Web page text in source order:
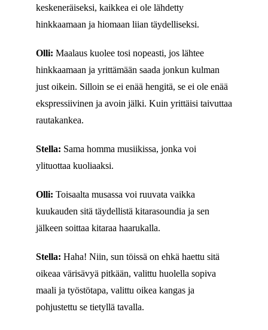
keskeneräiseksi, kaikkea ei ole lähdetty
hinkkaamaan ja hiomaan liian täydelliseksi.
Olli: Maalaus kuolee tosi nopeasti, jos lähtee
hinkkaamaan ja yrittämään saada jonkun kulman
just oikein. Silloin se ei enää hengitä, se ei ole enää
ekspressiivinen ja avoin jälki. Kuin yrittäisi taivuttaa
rautakankea.
Stella: Sama homma musiikissa, jonka voi
ylituottaa kuoliaaksi.
Olli: Toisaalta musassa voi ruuvata vaikka
kuukauden sitä täydellistä kitarasoundia ja sen
jälkeen soittaa kitaraa haarukalla.
Stella: Haha! Niin, sun töissä on ehkä haettu sitä
oikeaa värisävyä pitkään, valittu huolella sopiva
maali ja työstötapa, valittu oikea kangas ja
pohjustettu se tietyllä tavalla.